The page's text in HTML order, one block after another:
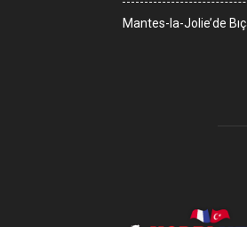
Mantes-la-Jolie’de